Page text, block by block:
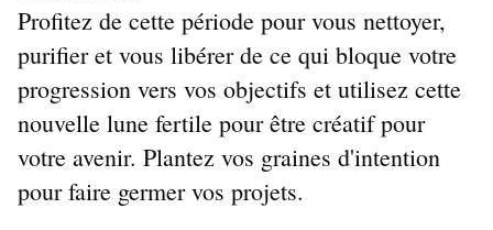
Profitez de cette période pour vous nettoyer,
purifier et vous libérer de ce qui bloque votre
progression vers vos objectifs et utilisez cette
nouvelle lune fertile pour être créatif pour
votre avenir. Plantez vos graines d'intention
pour faire germer vos projets.